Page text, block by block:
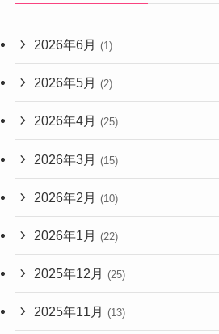
2026年6月 (1)
2026年5月 (2)
2026年4月 (25)
2026年3月 (15)
2026年2月 (10)
2026年1月 (22)
2025年12月 (25)
2025年11月 (13)